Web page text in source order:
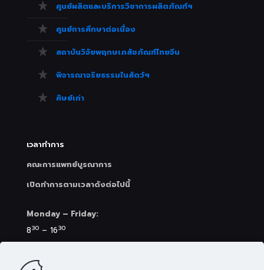
ศูนย์ผลิตและบริการวิชาการผลิตภัณฑ์ฯ
ศูนย์การศึกษาต่อเนื่อง
สถาบันวิจัยพฤกษเภสัชภัณฑ์ไทยจีน
พิจารณาจริยธรรมในสัตว์ฯ
ศิษย์เก่า
เวลาทำการ
คณะการแพทย์บูรณาการ
เปิดทำการตามเวลาดังต่อไปนี้
Monday – Friday:
830 – 1630
8 30– 17